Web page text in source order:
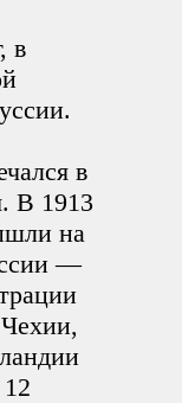
в
в
В 1913
на
—